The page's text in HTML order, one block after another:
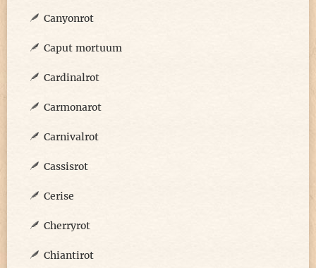
Canyonrot
Caput mortuum
Cardinalrot
Carmonarot
Carnivalrot
Cassisrot
Cerise
Cherryrot
Chiantirot